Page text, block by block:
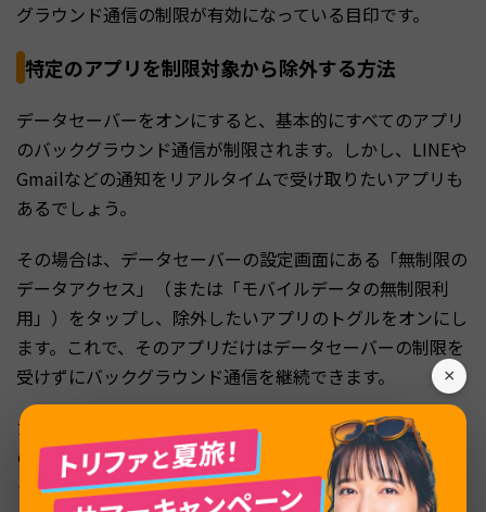
×
グラウンド通信の制限が有効になっている目印です。
特定のアプリを制限対象から除外する方法
データセーバーをオンにすると、基本的にすべてのアプリ
のバックグラウンド通信が制限されます。しかし、LINEや
Gmailなどの通知をリアルタイムで受け取りたいアプリも
あるでしょう。
その場合は、データセーバーの設定画面にある「無制限の
データアクセス」（または「モバイルデータの無制限利
用」）をタップし、除外したいアプリのトグルをオンにし
ます。これで、そのアプリだけはデータセーバーの制限を
受けずにバックグラウンド通信を継続できます。
ただし、除外するアプリを増やしすぎるとデータセーバー
の効果が薄れてしまいます。本当に必要なアプリだけに絞
って設定するのがポイントです。